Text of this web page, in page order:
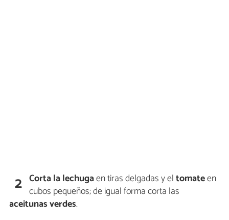
2 Corta la lechugaen tiras delgadas y eltomateen
cubos pequeños; de igual forma corta las
aceitunas verdes.